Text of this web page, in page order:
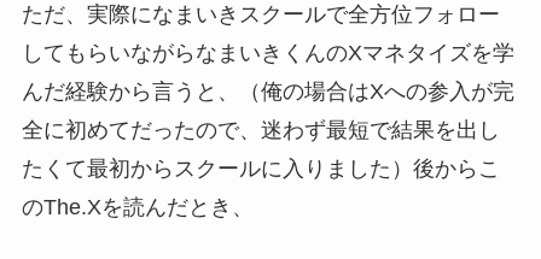
ただ、実際になまいきスクールで全方位フォロー
してもらいながらなまいきくんのXマネタイズを学
んだ経験から言うと、（俺の場合はXへの参入が完
全に初めてだったので、迷わず最短で結果を出し
たくて最初からスクールに入りました）後からこ
のThe.Xを読んだとき、